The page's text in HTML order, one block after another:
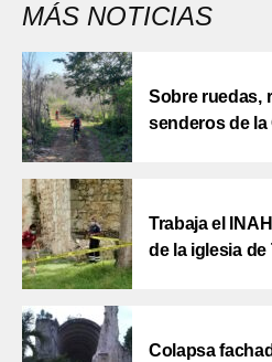
MÁS NOTICIAS
Sobre ruedas,
senderos de la
Trabaja el
de la iglesia
Colapsa